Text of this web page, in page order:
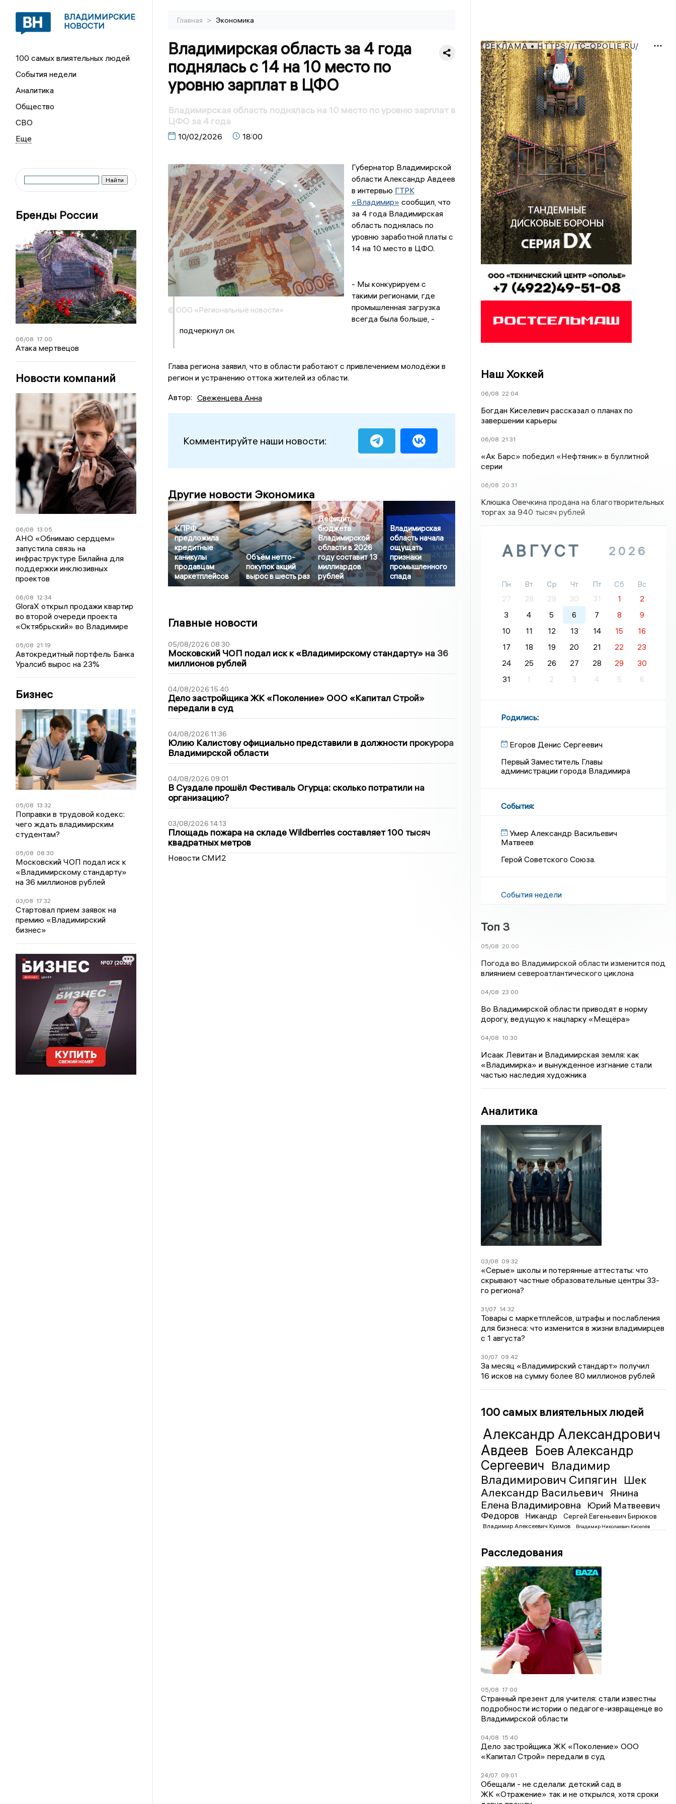
ВЛАДИМИРСКИЕ
НОВОСТИ
100 самых влиятельных людей
События недели
Аналитика
Общество
СВО
Бренды России
06/08 17:00
Атака мертвецов
Новости компаний
06/08 13:05
АНО «Обнимаю сердцем»
запустила связь на
инфраструктуре Билайна для
поддержки инклюзивных
проектов
06/08 12:34
GloraX открыл продажи квартир
во второй очереди проекта
«Октябрьский» во Владимире
05/08 21:19
Автокредитный портфель Банка
Уралсиб вырос на 23%
Бизнес
05/08 13:32
Поправки в трудовой кодекс:
чего ждать владимирским
студентам?
05/08 08:30
Московский ЧОП подал иск к
«Владимирскому стандарту»
на 36 миллионов рублей
03/08 17:32
Стартовал прием заявок на
премию «Владимирский
бизнес»
Главная > Экономика
Владимирская область за 4 года
поднялась с 14 на 10 место по
уровню зарплат в ЦФО
Владимирская область поднялась на 10 место по уровню зарплат в
ЦФО за 4 года
10/02/2026 18:00
© ООО «Региональные новости»
Губернатор Владимирской
области Александр Авдеев
в интервью ГТРК
«Владимир» сообщил, что
за 4 года Владимирская
область поднялась по
уровню заработной платы с
14 на 10 место в ЦФО.
- Мы конкурируем с
такими регионами, где
промышленная загрузка
всегда была больше, -
подчеркнул он.
Глава региона заявил, что в области работают с привлечением молодёжи в
регион и устранению оттока жителей из области.
Автор: Свеженцева Анна
Комментируйте наши новости:
Другие новости Экономика
КПРФ
предложила
кредитные
каникулы
продавцам
маркетплейсов
Объём нетто-
покупок акций
вырос в шесть раз
Дефицит
бюджета
Владимирской
области в 2026
году составит 13
миллиардов
рублей
Владимирская
область начала
ощущать
признаки
промышленного
спада
Главные новости
05/08/2026 08:30
Московский ЧОП подал иск к «Владимирскому стандарту» на 36
миллионов рублей
04/08/2026 15:40
Дело застройщика ЖК «Поколение» ООО «Капитал Строй»
передали в суд
04/08/2026 11:36
Юлию Калистову официально представили в должности прокурора
Владимирской области
04/08/2026 09:01
В Суздале прошёл Фестиваль Огурца: сколько потратили на
организацию?
03/08/2026 14:13
Площадь пожара на складе Wildberries составляет 100 тысяч
квадратных метров
Новости СМИ2
РЕКЛАМА • HTTPS://TC-OPOLIE.RU/
Наш Хоккей
06/08 22:04
Богдан Киселевич рассказал о планах по
завершении карьеры
06/08 21:31
«Ак Барс» победил «Нефтяник» в буллитной
серии
06/08 20:31
Клюшка Овечкина продана на благотворительных
торгах за 940 тысяч рублей
АВГУСТ 2026
Пн Вт Ср Чт Пт Сб
Вс
27
28 29 30 31 1
2
3
4 5 6 7 8
9
10
11 12 13 14 15
16
17
18 19 20 21 22
23
24
25 26 27 28 29
30
31
1 2 3 4 5 6
Родились:
Егоров Денис Сергеевич
Первый Заместитель Главы
администрации города Владимира
События:
Умер Александр Васильевич
Матвеев
Герой Советского Союза.
События недели
Топ 3
05/08 20:00
Погода во Владимирской области изменится под
влиянием североатлантического циклона
04/08 23:00
Во Владимирской области приводят в норму
дорогу, ведущую к нацпарку «Мещёра»
04/08 10:30
Исаак Левитан и Владимирская земля: как
«Владимирка» и вынужденное изгнание стали
частью наследия художника
Аналитика
03/08 09:32
«Серые» школы и потерянные аттестаты: что
скрывают частные образовательные центры 33-
го региона?
31/07 14:32
Товары с маркетплейсов, штрафы и послабления
для бизнеса: что изменится в жизни владимирцев
с 1 августа?
30/07 09:42
За месяц «Владимирский стандарт» получил
16 исков на сумму более 80 миллионов рублей
100 самых влиятельных людей
Александр Александрович
Авдеев Боев Александр
Сергеевич Владимир
Владимирович Сипягин Шек
Александр Васильевич
Янина
Елена Владимировна
Юрий Матвеевич
Федоров
Никандр Сергей Евгеньевич Бирюков
Владимир Алексеевич Куимов Владимир Николаевич Киселёв
Расследования
05/08 17:00
Странный презент для учителя: стали известны
подробности истории о педагоге-извращенце во
Владимирской области
04/08 15:40
Дело застройщика ЖК «Поколение» ООО
«Капитал Строй» передали в суд
24/07 09:01
Обещали - не сделали: детский сад в
ЖК «Отражение» так и не открылся, хотя сроки